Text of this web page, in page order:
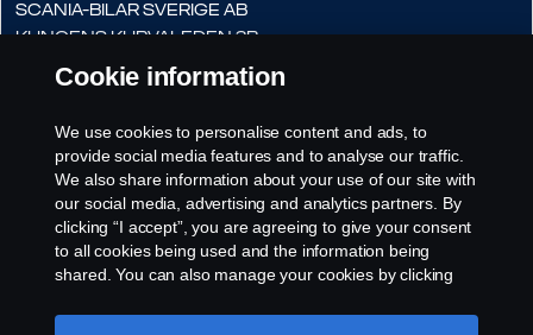
Scania-Bilar Sverige AB
Kungens Kurvaleden 3B
141 75 Kungens Kurva
pabyggarsupport.scaniasverige
@scania.com
Cookie information
We use cookies to personalise content and ads, to
provide social media features and to analyse our traffic.
We also share information about your use of our site with
our social media, advertising and analytics partners. By
clicking “I accept”, you are agreeing to give your consent
to all cookies being used and the information being
shared. You can also manage your cookies by clicking
like to accept. For a more detailed explanation of how we